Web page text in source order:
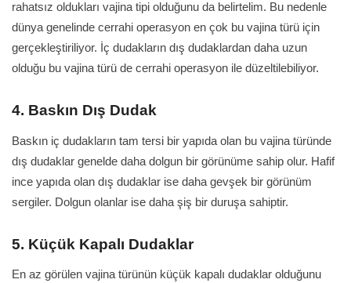
rahatsız oldukları vajina tipi olduğunu da belirtelim. Bu nedenle
dünya genelinde cerrahi operasyon en çok bu vajina türü için
gerçekleştiriliyor. İç dudakların dış dudaklardan daha uzun
olduğu bu vajina türü de cerrahi operasyon ile düzeltilebiliyor.
4. Baskın Dış Dudak
Baskın iç dudakların tam tersi bir yapıda olan bu vajina türünde
dış dudaklar genelde daha dolgun bir görünüme sahip olur. Hafif
ince yapıda olan dış dudaklar ise daha gevşek bir görünüm
sergiler. Dolgun olanlar ise daha şiş bir duruşa sahiptir.
5. Küçük Kapalı Dudaklar
En az görülen vajina türünün küçük kapalı dudaklar olduğunu